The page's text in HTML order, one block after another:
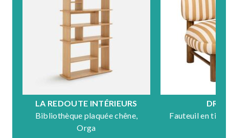
LA REDOUTE INTÉRIEURS
Bibliothèque plaquée chêne,
Orga
Fauteuil en